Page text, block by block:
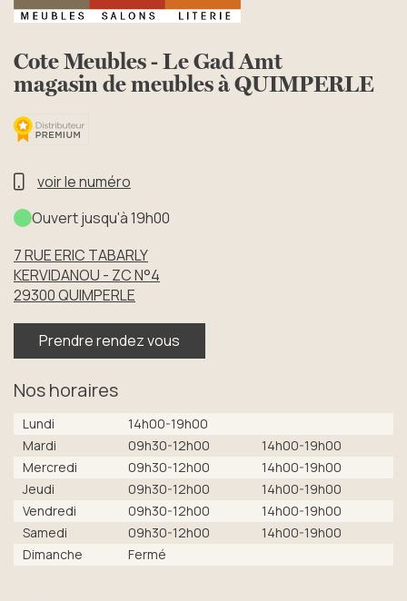
Cote Meubles - Le Gad Amt
magasin de meubles à QUIMPERLE
voir le numéro
Ouvert jusqu'à 19h00
7 RUE ERIC TABARLY
KERVIDANOU - ZC N°4
29300QUIMPERLE
Prendre rendez vous
Nos horaires
Lundi
14h00-19h00
Mardi
09h30-12h00
14h00-19h00
Mercredi
09h30-12h00
14h00-19h00
Jeudi
09h30-12h00
14h00-19h00
Vendredi
09h30-12h00
14h00-19h00
Samedi
09h30-12h00
14h00-19h00
Dimanche
Fermé